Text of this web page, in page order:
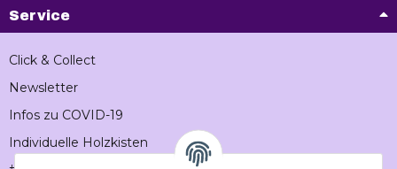
Service
Click & Collect
Newsletter
Infos zu COVID-19
Individuelle Holzkisten